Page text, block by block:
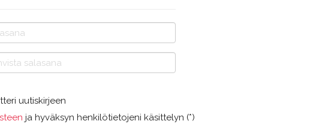
uutiskirjeen
ja hyväksyn henkilötietojeni käsittelyn (*)